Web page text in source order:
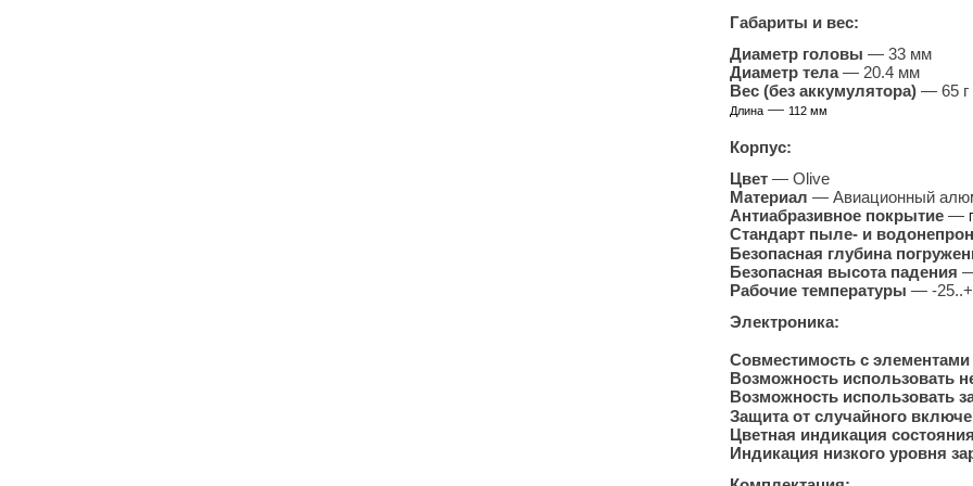
Габариты и вес:
Диаметр головы — 33 мм
Диаметр тела— 20.4 мм
Вес (без аккумулятора) — 65 г
Длина — 112 мм
Корпус:
Цвет — Olive
Материал — Авиационный
Антиабразивное покрытие —
Стандарт пыле- и
Безопасная глубина
Безопасная высота падения
Рабочие температуры — -
Электроника:
Совместимость с
Возможность использовать
Возможность использовать
Защита от случайного
Цветная индикация
Индикация низкого уровня